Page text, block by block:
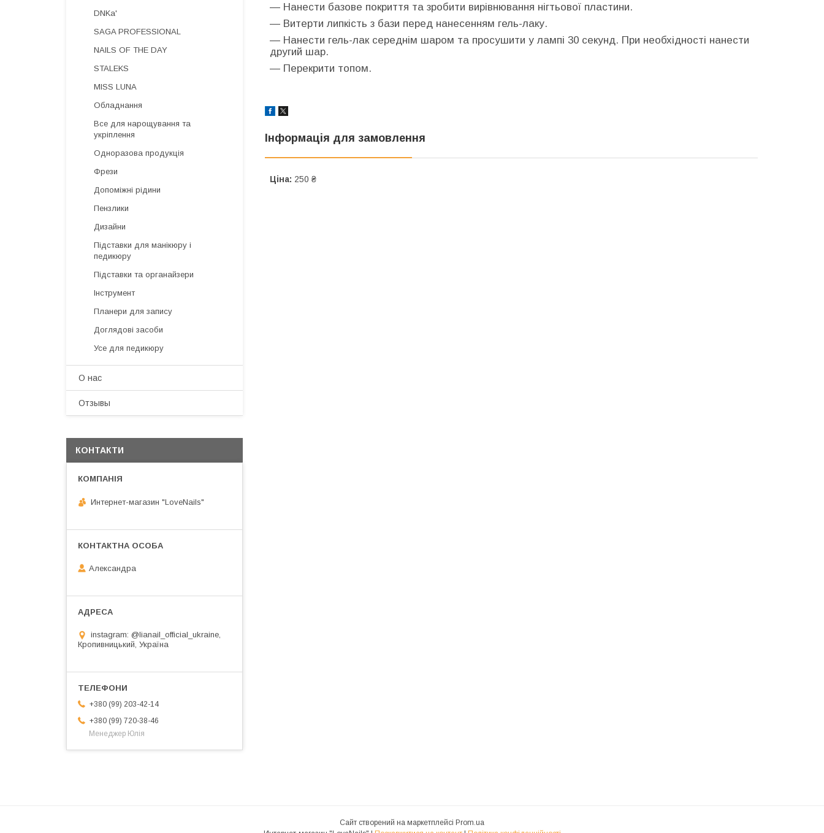
— Нанести базове покриття та зробити вирівнювання нігтьової пластини.
— Витерти липкість з бази перед нанесенням гель-лаку.
— Нанести гель-лак середнім шаром та просушити у лампі 30 секунд. При необхідності нанести
другий шар.
— Перекрити топом.
Інформація для замовлення
Ціна: 250 ₴
DNKa'
SAGA PROFESSIONAL
NAILS OF THE DAY
STALEKS
MISS LUNA
Обладнання
Все для нарощування та
укріплення
Одноразова продукція
Фрези
Допоміжні рідини
Пензлики
Дизайни
Підставки для манікюру і
педикюру
Підставки та органайзери
Інструмент
Планери для запису
Доглядові засоби
Усе для педикюру
О нас
Отзывы
КОНТАКТИ
Интернет-магазин "LoveNails"
Александра
instagram: @lianail_official_ukraine,
Кропивницький, Україна
+380 (99) 203-42-14
+380 (99) 720-38-46
Менеджер Юлія
Сайт створений на маркетплейсі Prom.ua